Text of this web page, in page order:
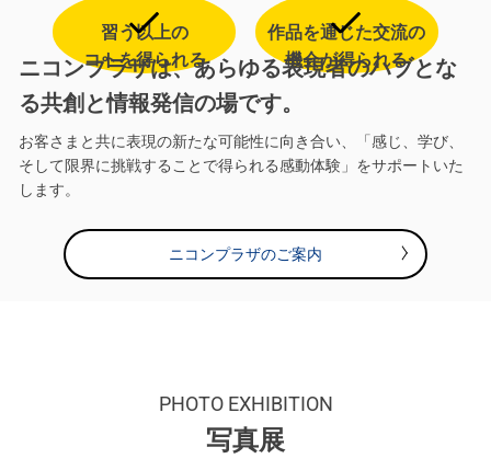
習う以上の
コトを得られる
作品を通じた交流の
機会が得られる
ニコンプラザは、あらゆる表現者のハブとな
る共創と情報発信の場です。
お客さまと共に表現の新たな可能性に向き合い、「感じ、学び、
そして限界に挑戦することで得られる感動体験」をサポートいた
します。
ニコンプラザのご案内
PHOTO EXHIBITION
写真展